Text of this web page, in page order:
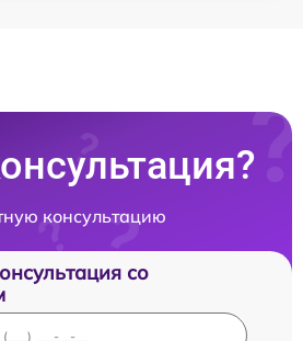
консультацию
со